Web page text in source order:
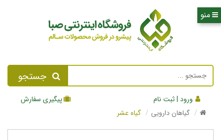
جستجو
ورود | ثبت نام
پیگیری سفارش
گیاهان دارویی
گیاه عشر